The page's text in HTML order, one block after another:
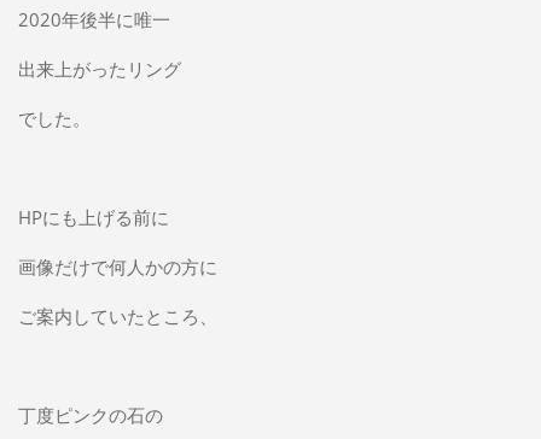
2020年後半に唯一
出来上がったリング
でした。
HPにも上げる前に
画像だけで何人かの方に
ご案内していたところ、
丁度ピンクの石の